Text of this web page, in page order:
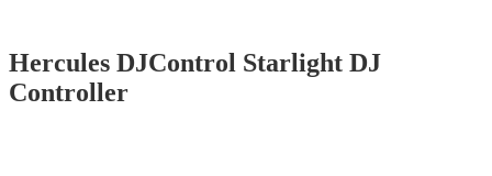
Hercules DJControl Starlight DJ
Controller